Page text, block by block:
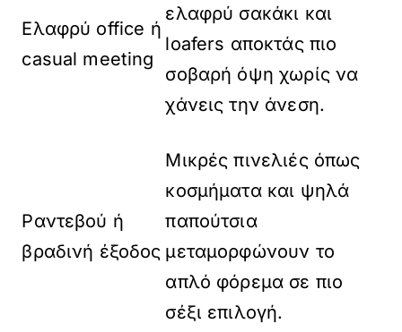
Ελαφρύ office ή
casual meeting
ελαφρύ σακάκι και
loafers αποκτάς πιο
σοβαρή όψη χωρίς να
χάνεις την άνεση.
Ραντεβού ή
βραδινή έξοδος
Μικρές πινελιές όπως
κοσμήματα και ψηλά
παπούτσια
μεταμορφώνουν το
απλό φόρεμα σε πιο
σέξι επιλογή.